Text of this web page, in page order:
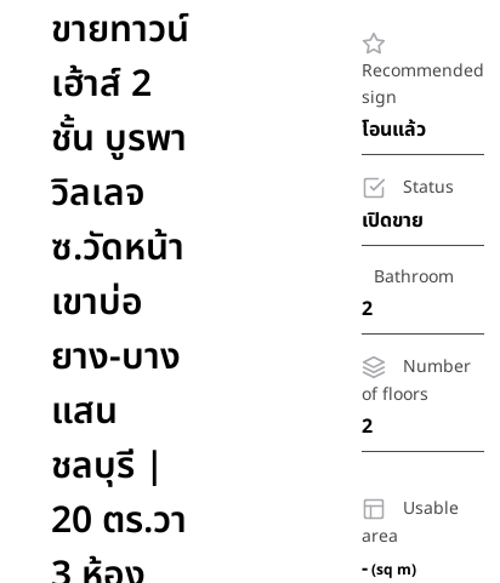
ขายทาวน์
เฮ้าส์ 2
ชั้น บูรพา
วิลเลจ
ซ.วัดหน้า
เขาบ่อ
ยาง-บาง
แสน
ชลบุรี |
20 ตร.วา
Recommended
sign
โอนแล้ว
Status
เปิดขาย
Bathroom
2
Number
of floors
2
Usable
area
-(sq m)